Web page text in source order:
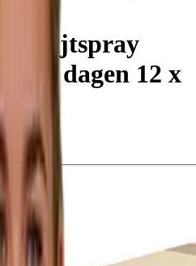
Krijtspray
15 dagen 12 x